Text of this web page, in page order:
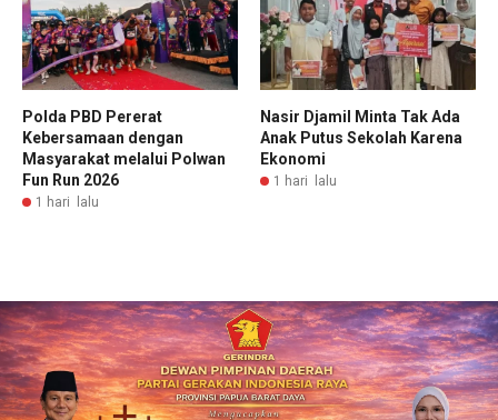
Polda PBD Pererat
Kebersamaan dengan
Masyarakat melalui Polwan
Fun Run 2026
1 hari lalu
Nasir Djamil Minta Tak Ada
Anak Putus Sekolah Karena
Ekonomi
1 hari lalu